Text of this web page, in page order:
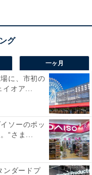
といい、1889年（明
村、日野村、矢部野
村と合併し、日下村
ました。その後、
市に編入し、氷取沢
一ヶ月
に、市初の
オア...
ソーのポッ
“さま...
ンダードプ